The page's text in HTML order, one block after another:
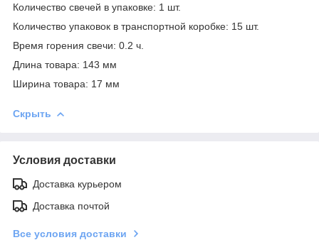
Количество свечей в упаковке: 1 шт.
Количество упаковок в транспортной коробке: 15 шт.
Время горения свечи: 0.2 ч.
Длина товара: 143 мм
Ширина товара: 17 мм
Скрыть
Условия доставки
Доставка курьером
Доставка почтой
Все условия доставки